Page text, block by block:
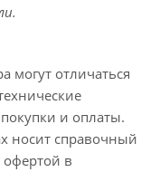
могут отличаться
и оплаты.
носит справочный
офертой в